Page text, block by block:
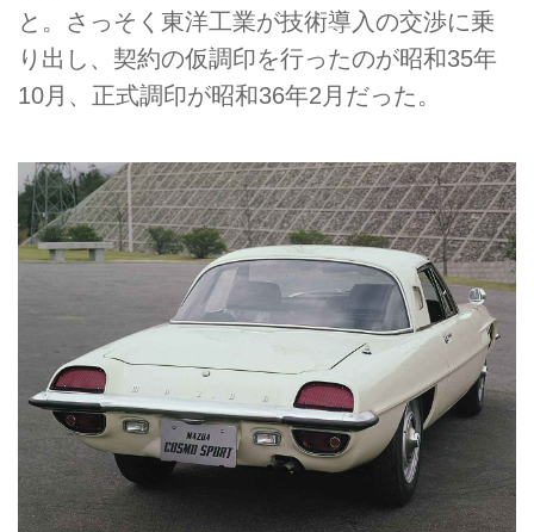
と。さっそく東洋工業が技術導入の交渉に乗
り出し、契約の仮調印を行ったのが昭和35年
10月、正式調印が昭和36年2月だった。